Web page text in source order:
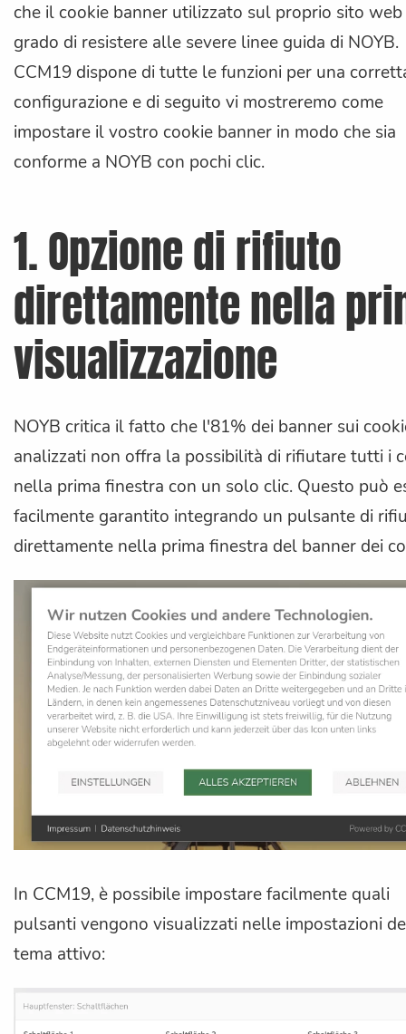
che il cookie banner utilizzato sul proprio sito web
grado di resistere alle severe linee guida di NOYB.
CCM19 dispone di tutte le funzioni per una
configurazione e di seguito vi mostreremo come
impostare il vostro cookie banner in modo che sia
conforme a NOYB con pochi clic.
1. Opzione di rifiuto
direttamente nella
visualizzazione
NOYB critica il fatto che l'81% dei banner sui
analizzati non offra la possibilità di rifiutare tutti i
nella prima finestra con un solo clic. Questo può
facilmente garantito integrando un pulsante di
direttamente nella prima finestra del banner dei
In CCM19, è possibile impostare facilmente quali
pulsanti vengono visualizzati nelle impostazioni
tema attivo: